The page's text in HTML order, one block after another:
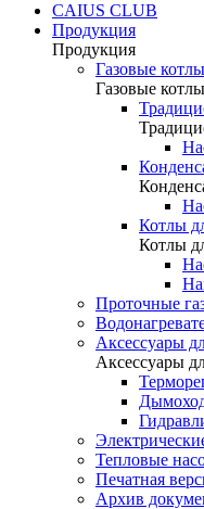
CAIUS CLUB
Продукция
Продукция
Газовые котлы
Газовые котлы
Котлы
Котлы
Проточные
Аксессуары
Аксессуары
Тепловые
Печатная
Архив